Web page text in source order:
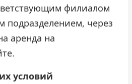
филиалом
подразделением, через
аренда на
условий